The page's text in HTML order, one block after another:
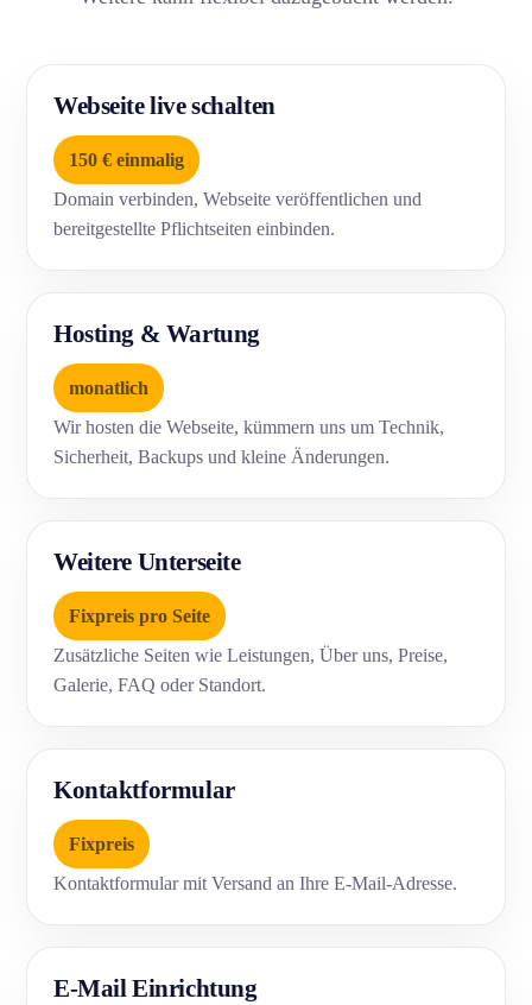
Webseite live schalten
150 € einmalig
Domain verbinden, Webseite veröffentlichen und
bereitgestellte Pflichtseiten einbinden.
Hosting & Wartung
monatlich
Wir hosten die Webseite, kümmern uns um Technik,
Sicherheit, Backups und kleine Änderungen.
Weitere Unterseite
Fixpreis pro Seite
Zusätzliche Seiten wie Leistungen, Über uns, Preise,
Galerie, FAQ oder Standort.
Kontaktformular
Fixpreis
Kontaktformular mit Versand an Ihre E-Mail-Adresse.
E-Mail Einrichtung